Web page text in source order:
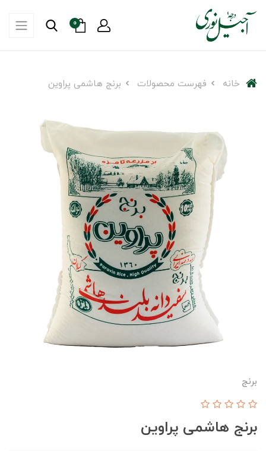
0
خانه فهرست محصولات برنج هاشمی پراوین
برنج
برنج هاشمی پراوین